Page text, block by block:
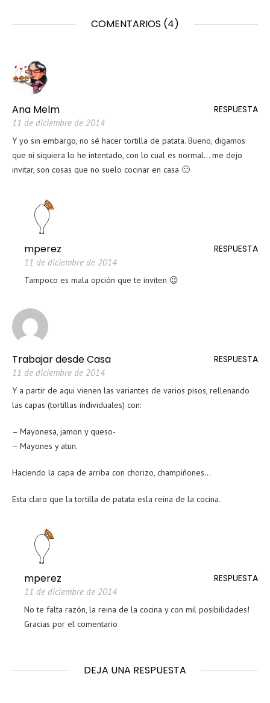
COMENTARIOS (4)
RESPUESTA
Ana Melm
11 de diciembre de 2014
Y yo sin embargo, no sé hacer tortilla de patata. Bueno, digamos
que ni siquiera lo he intentado, con lo cual es normal… me dejo
invitar, son cosas que no suelo cocinar en casa 🙂
RESPUESTA
mperez
11 de diciembre de 2014
Tampoco es mala opción que te inviten 😉
RESPUESTA
Trabajar desde Casa
11 de diciembre de 2014
Y a partir de aqui vienen las variantes de varios pisos, rellenando
las capas (tortillas individuales) con:
– Mayonesa, jamon y queso-
– Mayones y atun.
Haciendo la capa de arriba con chorizo, champiñones…
Esta claro que la tortilla de patata esla reina de la cocina.
RESPUESTA
mperez
11 de diciembre de 2014
No te falta razón, la reina de la cocina y con mil posibilidades!
Gracias por el comentario
DEJA UNA RESPUESTA